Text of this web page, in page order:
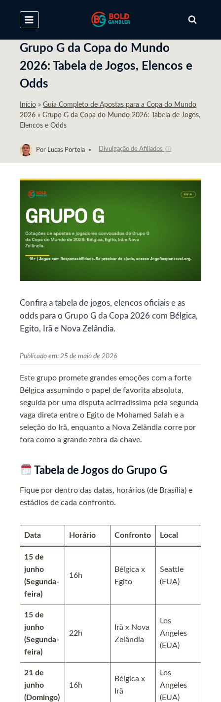
ConteúdoGrupo G da Copa do Mundo
2026: Tabela de Jogos, Elencos e
Odds
Início » Guia Completo de Apostas para a Copa do Mundo
2026 » Grupo G da Copa do Mundo 2026: Tabela de Jogos,
Elencos e Odds
Por Lucas Portela Divulgação de Afiliados ⓘ
Confira a tabela de jogos, elencos oficiais e as
odds para o Grupo G da Copa 2026 com Bélgica,
Egito, Irã e Nova Zelândia.
Publicado em: 25 de maio de 2026
Este grupo promete grandes emoções com a forte
Bélgica assumindo o papel de favorita absoluta,
seguida por uma disputa acirradíssima pela segunda
vaga direta entre o Egito de Mohamed Salah e a
seleção do Irã, enquanto a Nova Zelândia corre por
fora como a grande zebra da chave.
Tabela de Jogos do Grupo G
Fique por dentro das datas, horários (de Brasília) e
estádios de cada confronto.
Data Horário Confronto Local
15 de
junho
(Segunda-
feira)
16h
Bélgica x
Egito
Seattle
(EUA)
15 de
junho
(Segunda-
feira)
22h
Irã x Nova
Zelândia
Los
Angeles
(EUA)
21 de
junho
(Domingo)
16h
Bélgica x
Irã
Los
Angeles
(EUA)